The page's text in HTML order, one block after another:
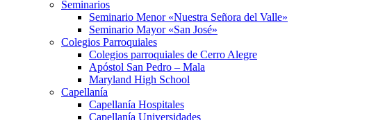
Seminarios
Seminario Menor «Nuestra Señora del Valle»
Seminario Mayor «San José»
Colegios Parroquiales
Colegios parroquiales de Cerro Alegre
Apóstol San Pedro – Mala
Maryland High School
Capellanía
Capellanía Hospitales
Capellanía Universidades